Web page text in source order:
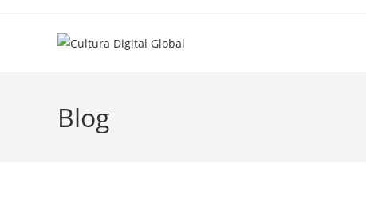
Blog